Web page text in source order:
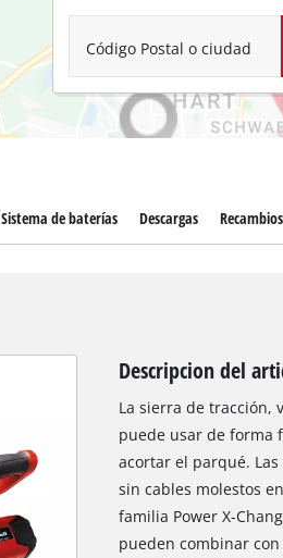
Aspirador de
Aspiradoras
Más
Hidrolavadoras
Arrancadores
Código Postal o ciudad
Sistema de baterías Descargas Recambios
Descripcion del
La sierra de tracción,
puede usar de forma
acortar el parqué.
sin cables molestos
familia Power X-
pueden combinar